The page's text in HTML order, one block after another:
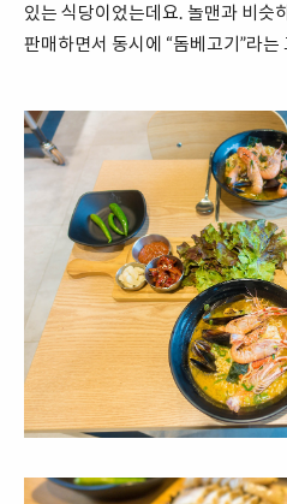
있는 식당이었는데요. 놀맨과 비슷
판매하면서 동시에 “돔베고기”라